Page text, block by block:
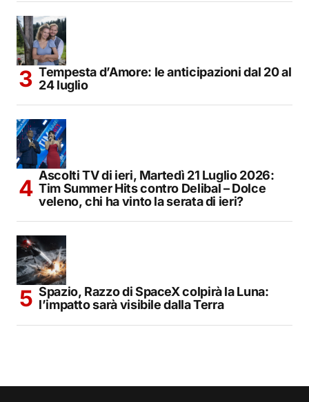
Tempesta d’Amore: le anticipazioni dal 20 al
24 luglio
Ascolti TV di ieri, Martedì 21 Luglio 2026:
Tim Summer Hits contro Delibal – Dolce
veleno, chi ha vinto la serata di ieri?
Spazio, Razzo di SpaceX colpirà la Luna:
l’impatto sarà visibile dalla Terra